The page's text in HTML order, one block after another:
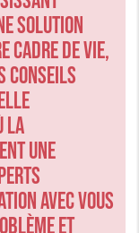
solution
cadre de vie,
conseils
la
une
avec vous
et